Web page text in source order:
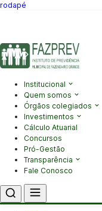
rodapé
Institucional
Quem somos
Órgãos colegiados
Investimentos
Cálculo Atuarial
Concursos
Pró-Gestão
Transparência
Fale Conosco